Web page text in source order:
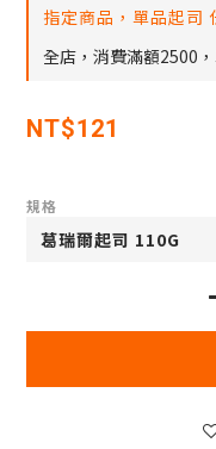
指定商品，單品起司
全店，消費滿額2500
NT$121
規格